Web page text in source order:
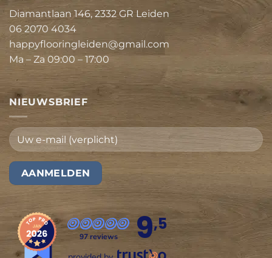
Diamantlaan 146, 2332 GR Leiden
06 2070 4034
happyflooringleiden@gmail.com
Ma – Za 09:00 – 17:00
NIEUWSBRIEF
97 reviews 9,5